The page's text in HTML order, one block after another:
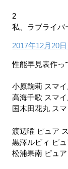
2
私、ラブライバ
2017年12月20
性能早見表作っ
小原鞠莉 スマ
高海千歌 スマ
国木田花丸 ス
渡辺曜 ピュア
黒澤ルビィ ピ
松浦果南 ピュ